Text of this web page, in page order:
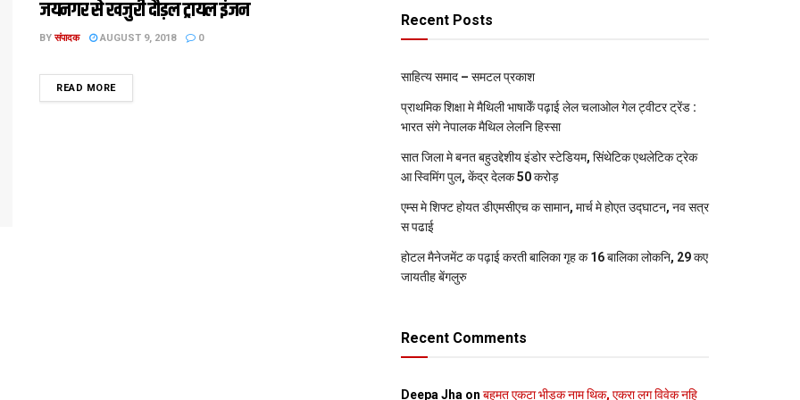
जयनगर से खजुरी दौड़ल ट्रायल इंजन
BY संपादक AUGUST 9, 2018 0
READ MOREDETAILS
Recent Posts
साहित्य समाद – समटल प्रकाश
प्राथमिक शि‍क्षा मे मैथि‍ली भाषाकेँ पढ़ाई लेल चलाओल गेल ट्वीटर ट्रेंड :
भारत संगे नेपालक मैथिल लेलनि हिस्सा
सात जिला मे बनत बहुउद्देशीय इंडोर स्‍टेडि‍यम, सिंथेटिक एथलेटिक ट्रेक
आ स्विमिंग पुल, केंद्र देलक 50 करोड़
एम्स मे शिफ्ट होयत डीएमसीएच क सामान, मार्च मे होएत उद्घाटन, नव सत्र
स पढाई
होटल मैनेजमेंट क पढ़ाई करती बालिका गृह क 16 बालिका लोकनि, 29 कए
जायतीह बेंगलुरु
Recent Comments
Deepa Jha on बहुमत एकटा भीड़क नाम थिक, एकरा लग विवेक नहि